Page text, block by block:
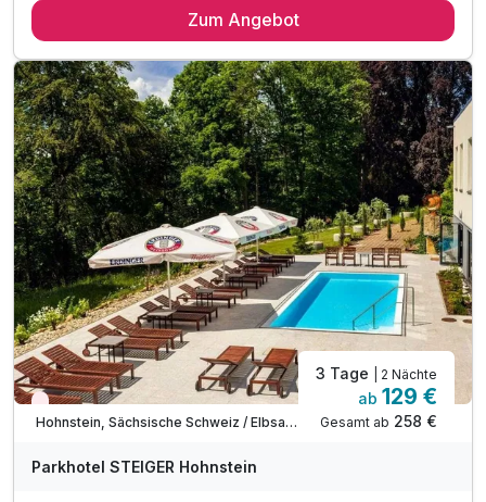
2 x Sächsisches Schlemmerfrühstück vom Buffet
1 x 1 Leihfahrrad für Ihren Ausflug in die Stadt,
auf dem Elberadeweg oder ins Elbsandsteingebirge
1 x 1 Fl. Mineralwasser zur Begrüßung im Zimmer
1 x Stadtplan von Dresden für Ihre Ausflüge
10% Gutschein für Getränke an der Lobby-Bar
Kostenfreier Late check out bis 12.00 Uhr**
1 x 1 Tetra Pak Wasser bei Abreise zum Mitnehmen
Familienspaß o. Zeit zu zweit - Alles ist möglich!
Zum Angebot
Wieder frei ab September
Hohnstein, Sächsische Schweiz / Elbsandsteingebirge
3 Tage | 2 Nächte
ab 129 €
Gesamt ab 258 €
Parkhotel STEIGER Hohnstein